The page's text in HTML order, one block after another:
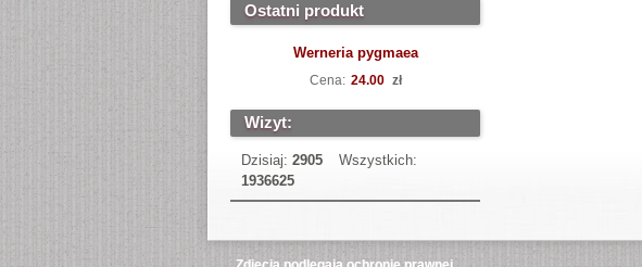
Ostatni produkt
Werneria pygmaea
Cena: 24.00 zł
Wizyt:
Dzisiaj: 2905
Wszystkich:
1936625